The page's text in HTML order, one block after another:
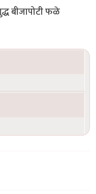
बीजापोटी फळे